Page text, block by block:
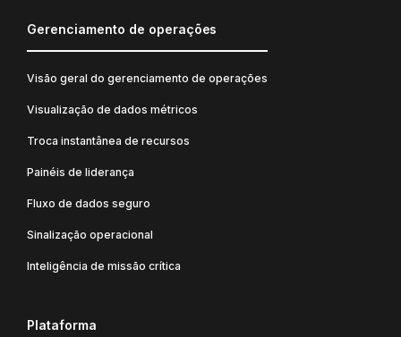
Gerenciamento de operações
Visão geral do gerenciamento de operações
Visualização de dados métricos
Troca instantânea de recursos
Painéis de liderança
Fluxo de dados seguro
Sinalização operacional
Inteligência de missão crítica
Plataforma